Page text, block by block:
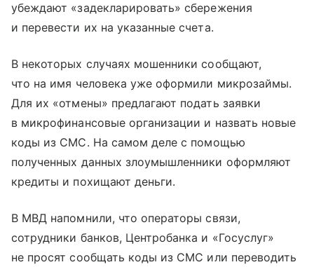
убеждают «задекларировать» сбережения
и перевести их на указанные счета.
В некоторых случаях мошенники сообщают,
что на имя человека уже оформили микрозаймы.
Для их «отмены» предлагают подать заявки
в микрофинансовые организации и назвать новые
коды из СМС. На самом деле с помощью
полученных данных злоумышленники оформляют
кредиты и похищают деньги.
В МВД напомнили, что операторы связи,
сотрудники банков, Центробанка и «Госуслуг»
не просят сообщать коды из СМС или переводить